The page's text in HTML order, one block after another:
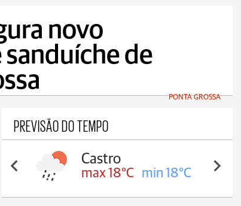
novo
sanduíche de
PONTA GROSSA
PREVISÃO DO TEMPO
Castro
max 18°C min 18°C